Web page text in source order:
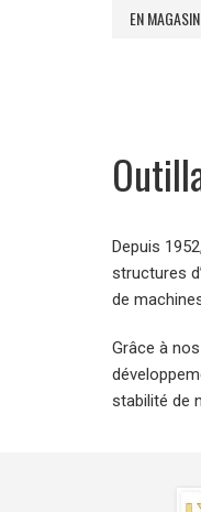
EN MAGASIN
Depuis
structures
de
Grâce à
stabilité de